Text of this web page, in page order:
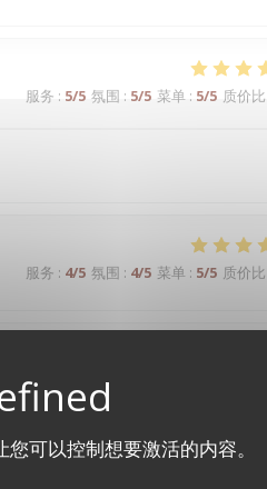
可以控制想要激活的内容。
服务 : 5/5 氛围 : 5/5 菜单 : 5/5 质价比
服务 : 4/5 氛围 : 4/5 菜单 : 5/5 质价比
服务 氛围